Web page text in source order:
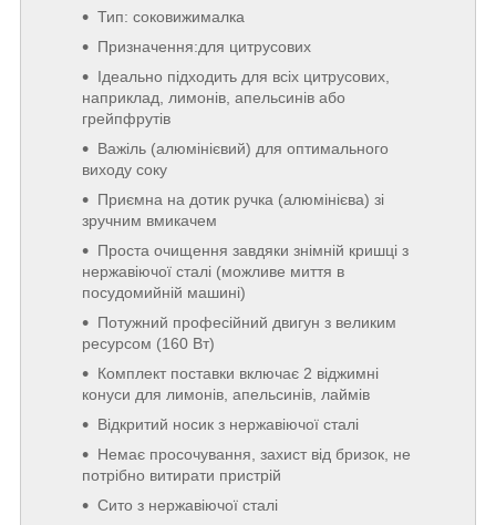
Тип: соковижималка
Призначення:для цитрусових
Ідеально підходить для всіх цитрусових,
наприклад, лимонів, апельсинів або
грейпфрутів
Важіль (алюмінієвий) для оптимального
виходу соку
Приємна на дотик ручка (алюмінієва) зі
зручним вмикачем
Проста очищення завдяки знімній кришці з
нержавіючої сталі (можливе миття в
посудомийній машині)
Потужний професійний двигун з великим
ресурсом (160 Вт)
Комплект поставки включає 2 віджимні
конуси для лимонів, апельсинів, лаймів
Відкритий носик з нержавіючої сталі
Немає просочування, захист від бризок, не
потрібно витирати пристрій
Сито з нержавіючої сталі